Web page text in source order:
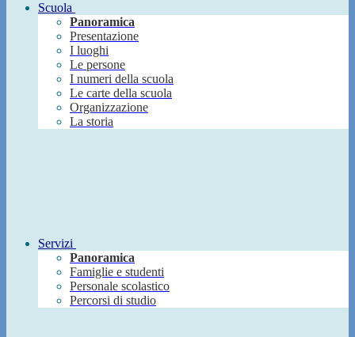
Scuola
Panoramica
Presentazione
I luoghi
Le persone
I numeri della scuola
Le carte della scuola
Organizzazione
La storia
Servizi
Panoramica
Famiglie e studenti
Personale scolastico
Percorsi di studio